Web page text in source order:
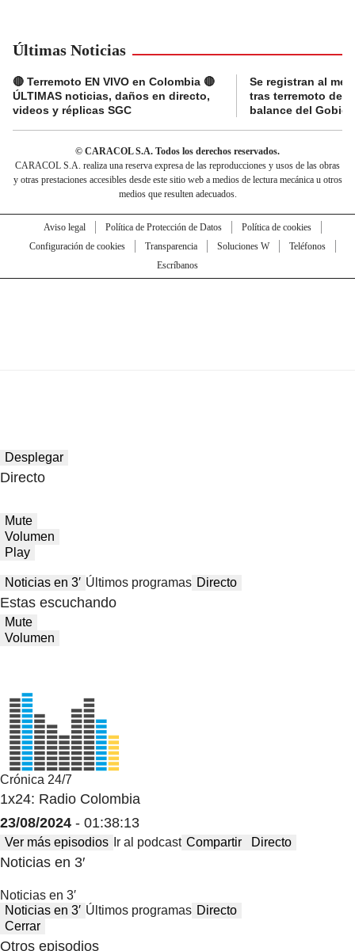
Últimas Noticias
🔴 Terremoto EN VIVO en Colombia 🔴
ÚLTIMAS noticias, daños en directo,
videos y réplicas SGC
Se registran al
tras terremoto de
balance del
© CARACOL S.A. Todos los derechos reservados.
CARACOL S.A. realiza una reserva expresa de las reproducciones y usos de las obras
y otras prestaciones accesibles desde este sitio web a medios de lectura mecánica u otros
medios que resulten adecuados.
Aviso legal Política de Protección de Datos
Política de cookies
Configuración de cookies
Transparencia Soluciones W
Teléfonos
Escríbanos
Desplegar
Directo
Mute
Volumen
Play
Noticias en 3′ Últimos programas Directo
Estas escuchando
Mute
Volumen
Crónica 24/7
1x24: Radio Colombia
23/08/2024 - 01:38:13
Ver más episodios Ir al podcast Compartir Directo
Noticias en 3′
Noticias en 3′
Noticias en 3′ Últimos programas Directo
Cerrar
Otros episodios